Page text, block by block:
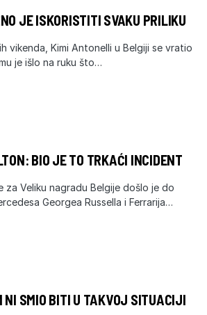
JE ISKORISTITI SVAKU PRILIKU
vikenda, Kimi Antonelli u Belgiji se vratio
je išlo na ruku što…
BIO JE TO TRKAĆI INCIDENT
za Veliku nagradu Belgije došlo je do
Georgea Russella i Ferrarija…
NI SMIO BITI U TAKVOJ SITUACIJI